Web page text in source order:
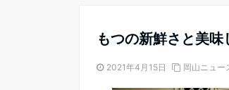
もつの新鮮さと美味
2021年4月15日 岡山ニュー